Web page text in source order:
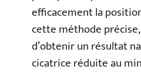
efficacement la
cette méthode
d’obtenir un résultat
cicatrice réduite au